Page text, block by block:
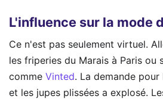
L'influence sur la mode
Ce n'est pas seulement virtuel.
les friperies du Marais à Paris ou
comme Vinted. La demande
et les jupes plissées a explosé.